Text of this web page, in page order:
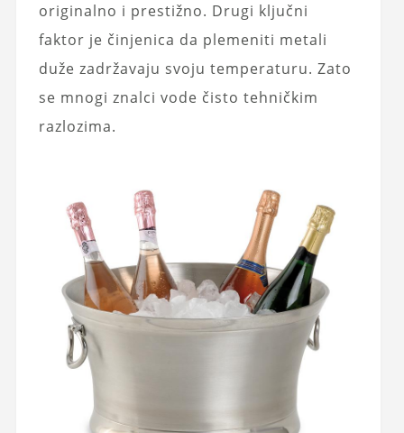
originalno i prestižno. Drugi ključni
faktor je činjenica da plemeniti metali
duže zadržavaju svoju temperaturu. Zato
se mnogi znalci vode čisto tehničkim
razlozima.